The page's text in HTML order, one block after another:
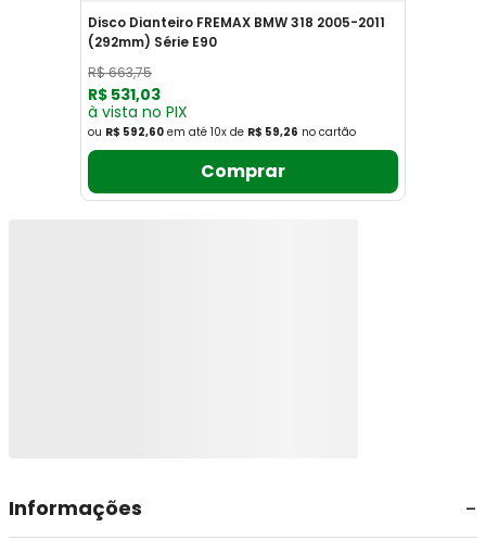
Disco Dianteiro FREMAX BMW 318 2005-2011
(292mm) Série E90
R$663,75
R$ 531,03
à vista no PIX
ou R$ 592,60 em até 10x de R$ 59,26 no cartão
Comprar
Informações